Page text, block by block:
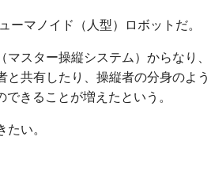
ーマノイド（人型）ロボットだ。
マスター操縦システム）からなり
と共有したり、操縦者の分身のよ
きることが増えたという。
い。